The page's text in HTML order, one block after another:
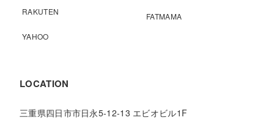
RAKUTEN
YAHOO
FATMAMA
LOCATION
三重県四日市市日永5-12-13 エビオビル1F